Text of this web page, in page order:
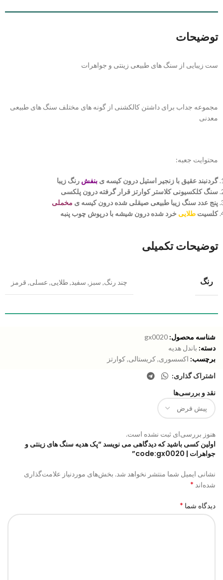
توضیحات
ست زیبایی از سنگ های طبیعی زینتی و جواهرات
مجموعه جداب برای داشتن کالکشنی از گونه های مختلف سنگ های طبیعی
معدنی
محتوایت جعبه:
گردنبند عقیق با زنجیر استیل درون کیسه ی بنفش رنگ زیبا
سنگ کلکسیونی کلاستر کوارتز قرار گرفته درون پلکسی
پنج عدد سنگ زیبا طبیعی صیقلی شده درون کیسه ی مخملی
کلسیت طلایی خرد شده درون شیشه با درپوش چوب پنبه
توضیحات تکمیلی
رنگ چند رنگ, سبز , سفید, طلایی, عسلی, قرمز
شناسه محصول: gx0020
دسته: باندل هدیه
برچسب: اکسسوری,کریستالی,کوارتز
اشتراک گذاری:
نقد و بررسی‌ها
هنوز بررسی‌ای ثبت نشده است.
اولین کسی باشید که دیدگاهی می نویسد “پک هدیه سنگ های زینتی و
جواهرات | code:gx0020”
نشانی ایمیل شما منتشر نخواهد شد. بخش‌های موردنیاز علامت‌گذاری
شده‌اند *
دیدگاه شما *